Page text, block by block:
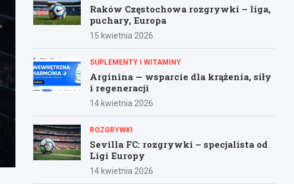
Raków Częstochowa rozgrywki – liga,
puchary, Europa
15 kwietnia 2026
SUPLEMENTY I WITAMINY
Arginina — wsparcie dla krążenia, siły
i regeneracji
14 kwietnia 2026
ROZGRYWKI
Sevilla FC: rozgrywki – specjalista od
Ligi Europy
14 kwietnia 2026